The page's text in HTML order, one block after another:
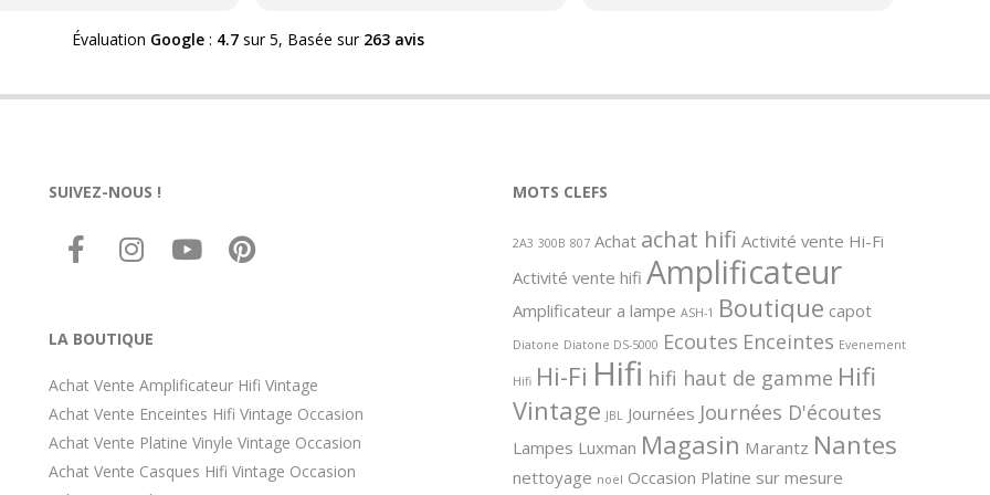
matériel rétro-. Problèmes de
énormément à votre matériel
ce à coût forfaitaire cpt tenu de la
valeur "économique" des articles
Évaluation Google: 4.7sur 5, Basée sur 263 avis
SUIVEZ-NOUS !
LA BOUTIQUE
Achat Vente Amplificateur Hifi Vintage
Achat Vente Enceintes Hifi Vintage Occasion
Achat Vente Platine Vinyle Vintage Occasion
Achat Vente Casques Hifi Vintage Occasion
MOTS CLEFS
2A3 300B 807 Achat achat hifi Activité vente Hi-Fi
Activité vente hifi Amplificateur
Amplificateur a lampe ASH-1 Boutique capot
Diatone Diatone DS-5000 Ecoutes Enceintes Evenement
Hifi Hi-Fi Hifi hifi haut de gamme Hifi
Vintage JBL Journées Journées D'écoutes
Lampes Luxman Magasin Marantz Nantes
nettoyage noël Occasion Platine sur mesure